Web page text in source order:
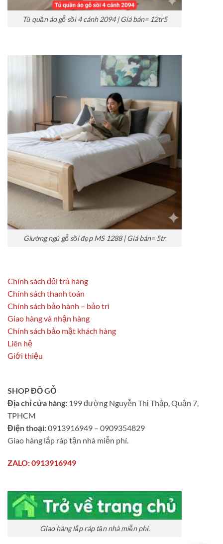
Tủ quần áo gỗ sồi 4 cánh 2094 | Giá bán= 12tr5
Giường ngủ gỗ sồi đẹp MS 1288 | Giá bán= 5tr
Chính sách đổi trả hàng
Chính sách thanh toán
Chính sách bảo hành – bảo trì
Giao hàng và nhận hàng
Chính sách bảo mật khách hàng
Liên hệ
Giới thiệu
SHOP ĐỒ GỖ
Địa chỉ cửa hàng: 199 đường Nguyễn Thị Thập, Quận 7,
TPHCM
Điện thoại:0913916949 – 0909354829
Giao hàng lắp ráp tận nhà miễn phí.
ZALO: 0913916949
Giao hàng lắp ráp tận nhà miễn phí.